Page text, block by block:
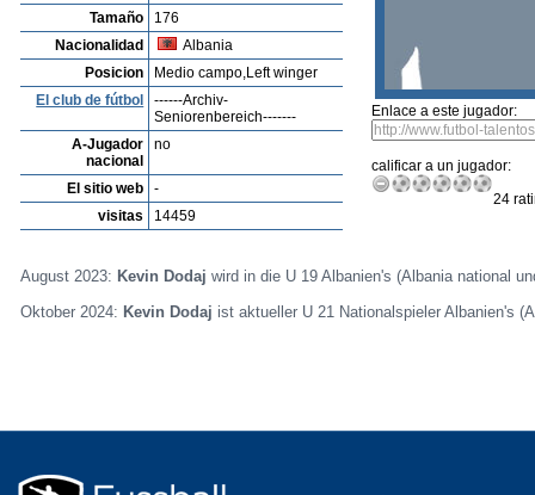
Tamaño
176
Nacionalidad
Albania
Posicion
Medio campo,Left winger
El club de fútbol
------Archiv-
Seniorenbereich-------
A-Jugador
nacional
no
El sitio web
-
visitas
14459
Enlace a este jugador:
calificar a un jugador:
24
August 2023: Kevin Dodajwird in die U 19 Albanien's (Albania national
Oktober 2024: Kevin Dodaj ist aktueller U 21 Nationalspieler Albanien's